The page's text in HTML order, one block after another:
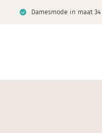
Damesmode in maat